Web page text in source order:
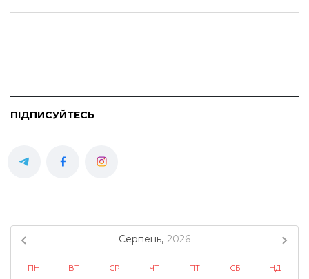
ПІДПИСУЙТЕСЬ
Серпень, 2026
ПН ВТ СР ЧТ ПТ СБ НД